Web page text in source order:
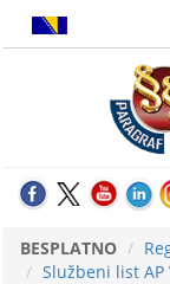
BESPLATNO
Službeni list AP